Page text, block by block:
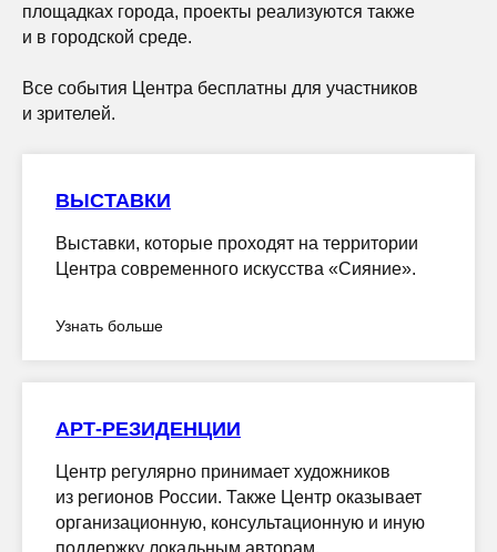
площадках города, проекты реализуются также
и в городской среде.
Все события Центра бесплатны для участников
и зрителей.
ВЫСТАВКИ
Выставки, которые проходят на территории
Центра современного искусства «Сияние».
Узнать больше
АРТ-РЕЗИДЕНЦИИ
Центр регулярно принимает художников
из регионов России. Также Центр оказывает
организационную, консультационную и иную
поддержку локальным авторам.